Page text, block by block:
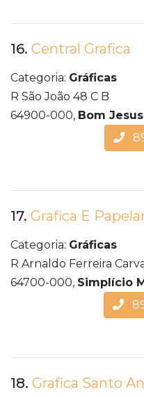
16. Central Grafica
Categoria: Gráficas
R São João 48 C B
64900-000, Bom Jesus
17. Grafica E
Categoria: Gráficas
R Arnaldo Ferreira
64700-000, Simplício
18. Grafica Santo